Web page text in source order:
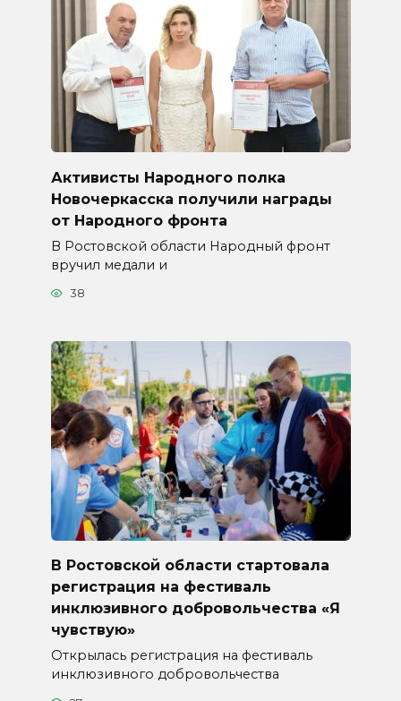
Активисты Народного полка
Новочеркасска получили награды
от Народного фронта
В Ростовской области Народный фронт
вручил медали и
38
В Ростовской области стартовала
регистрация на фестиваль
инклюзивного добровольчества «Я
чувствую»
Открылась регистрация на фестиваль
инклюзивного добровольчества